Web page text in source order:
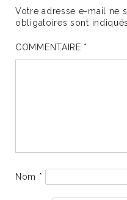
Votre adresse e-mail ne
obligatoires sont
COMMENTAIRE *
Nom *